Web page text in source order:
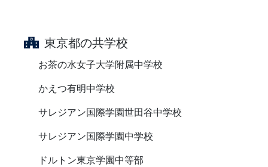
東京都の共学校
お茶の水女子大学附属中学校
かえつ有明中学校
サレジアン国際学園世田谷中学校
サレジアン国際学園中学校
ドルトン東京学園中等部